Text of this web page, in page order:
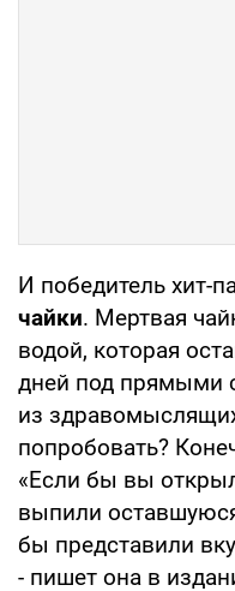
И победитель хит-
чайки. Мертвая
водой, которая
дней под прямыми
из
попробовать?
«Если бы вы
выпили
бы представили
- пишет она в